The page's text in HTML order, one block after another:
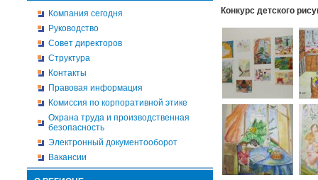
Компания сегодня
Руководство
Совет директоров
Структура
Контакты
Правовая информация
Комиссия по корпоративной этике
Охрана труда и производственная
безопасность
Электронный документооборот
Вакансии
Конкурс детского